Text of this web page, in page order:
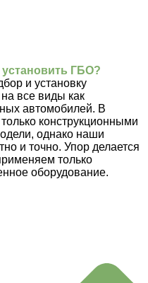
ГБО?
и установку
все виды как
автомобилей. В
конструкционными
однако наши
и точно. Упор делается
только
оборудование.